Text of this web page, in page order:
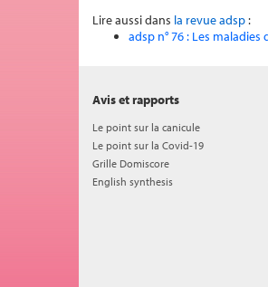
Lire aussi dans la revue adsp:
adsp n° 76 : Les
Avis et rapports
Le point sur la canicule
Le point sur la Covid-19
Grille Domiscore
English synthesis